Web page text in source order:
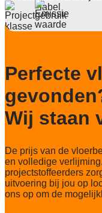
Deling
1/10
173.360/m2
3.879 gr/m2
Lichtechtheid
>7
Slijtvastheid NF
33 Heavy
Thermische
0,15
Perfecte
Wij staan
De prijs van de
en volledige
projectstoffeerders
uitvoering bij jou op
ons op om de